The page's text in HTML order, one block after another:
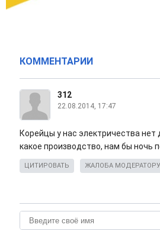
КОММЕНТАРИИ
312
22.08.2014, 17:47
Корейцы у нас электричества нет
какое производство, нам бы ночь
ЦИТИРОВАТЬ ЖАЛОБА МОДЕРАТОРУ